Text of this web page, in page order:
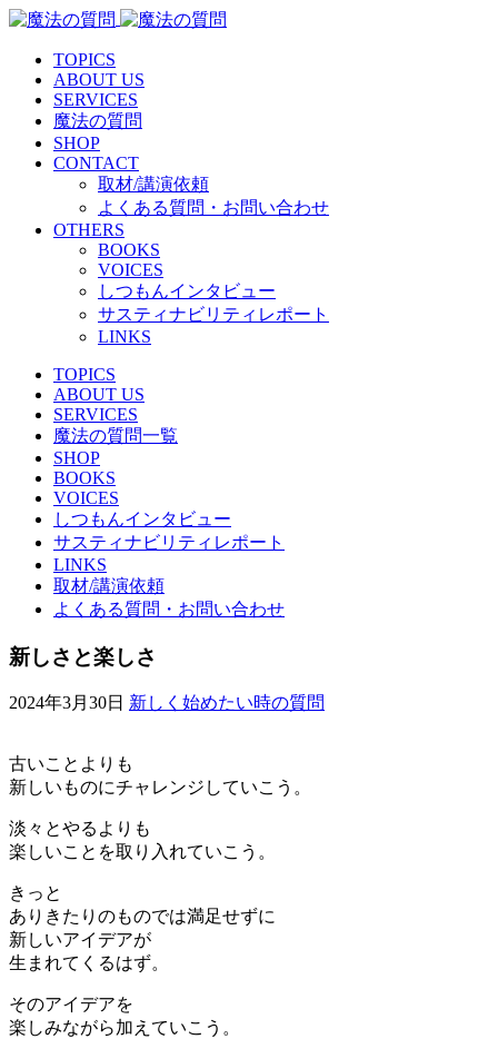
TOPICS
ABOUT US
SERVICES
魔法の質問
SHOP
CONTACT
取材/講演依頼
よくある質問・お問い合わせ
OTHERS
BOOKS
VOICES
しつもんインタビュー
サスティナビリティレポート
LINKS
TOPICS
ABOUT US
SERVICES
魔法の質問一覧
SHOP
BOOKS
VOICES
しつもんインタビュー
サスティナビリティレポート
LINKS
取材/講演依頼
よくある質問・お問い合わせ
新しさと楽しさ
2024年3月30日 新しく始めたい時の質問
古いことよりも
新しいものにチャレンジしていこう。
淡々とやるよりも
楽しいことを取り入れていこう。
きっと
ありきたりのものでは満足せずに
新しいアイデアが
生まれてくるはず。
そのアイデアを
楽しみながら加えていこう。